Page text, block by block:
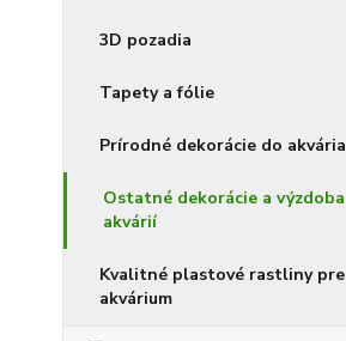
3D pozadia
Tapety a fólie
Prírodné dekorácie do akvária
Ostatné dekorácie a výzdoba
akvárií
Kvalitné plastové rastliny pre
akvárium